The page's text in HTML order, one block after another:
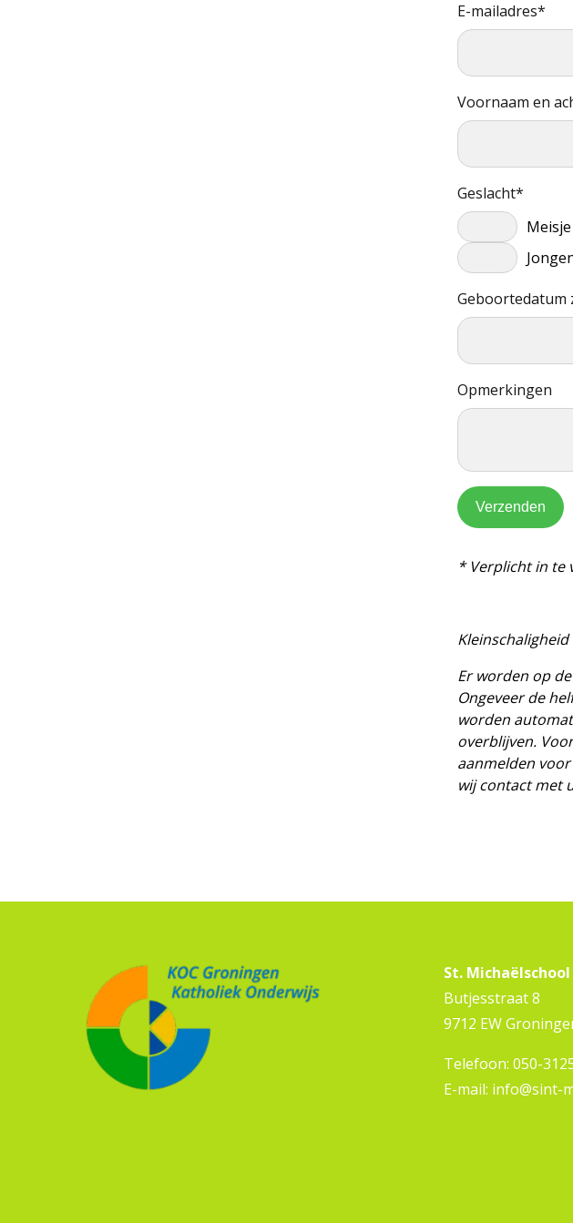
E-mailadres*
Voornaam en
Geslacht*
Meisje
Opmerkingen
Verzenden
* Verplicht in te
Er worden op
Ongeveer de
worden
overblijven.
aanmelden
wij contact met
St. Michaëlschool
Butjesstraat 8
9712 EW
Telefoon: 050-
E-mail: info@sint-